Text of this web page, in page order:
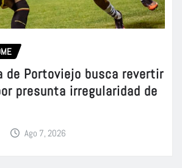
de Portoviejo busca revertir
presunta irregularidad de
Ago 7, 2026